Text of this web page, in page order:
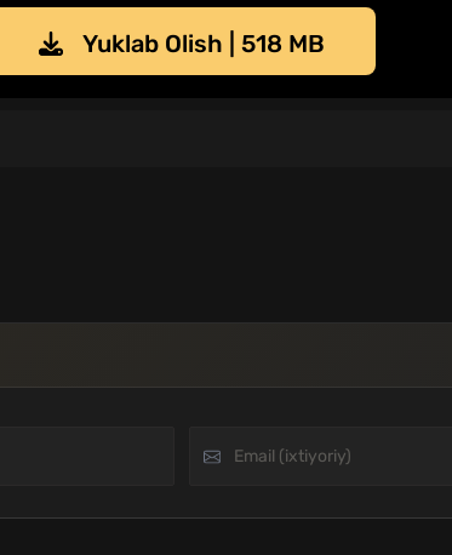
Yuklab Olish | 518 MB